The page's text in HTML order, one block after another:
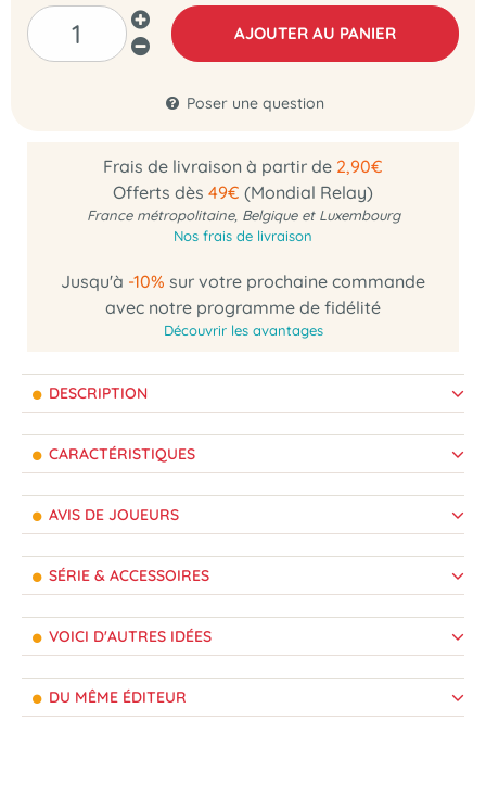
AJOUTER AU PANIER
Poser une question
Frais de livraison à partir de 2,90€
Offerts dès 49€ (Mondial Relay)
France métropolitaine, Belgique et Luxembourg
Nos frais de livraison
Jusqu'à -10% sur votre prochaine commande
avec notre programme de fidélité
Découvrir les avantages
DESCRIPTION
CARACTÉRISTIQUES
AVIS DE JOUEURS
SÉRIE & ACCESSOIRES
VOICI D'AUTRES IDÉES
DU MÊME ÉDITEUR